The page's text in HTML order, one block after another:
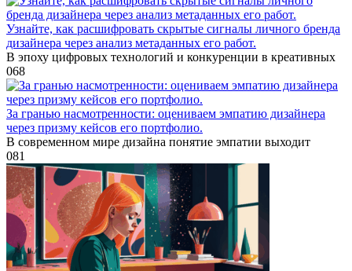
Узнайте, как расшифровать скрытые сигналы личного бренда
дизайнера через анализ метаданных его работ.
В эпоху цифровых технологий и конкуренции в креативных
068
За гранью насмотренности: оцениваем эмпатию дизайнера
через призму кейсов его портфолио.
В современном мире дизайна понятие эмпатии выходит
081